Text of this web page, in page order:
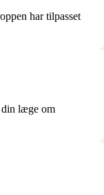
har tilpasset
læge om